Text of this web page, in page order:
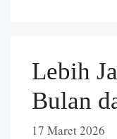
Lebih
Bulan
17 Maret 2026